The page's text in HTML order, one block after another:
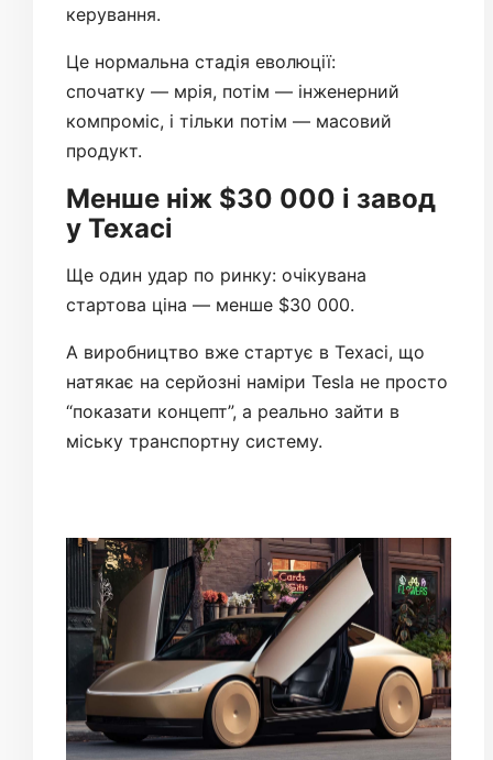
керування.
Це нормальна стадія еволюції:
спочатку — мрія, потім — інженерний
компроміс, і тільки потім — масовий
продукт.
Менше ніж $30 000 і завод
у Техасі
Ще один удар по ринку: очікувана
стартова ціна — менше $30 000.
А виробництво вже стартує в Техасі, що
натякає на серйозні наміри Tesla не просто
“показати концепт”, а реально зайти в
міську транспортну систему.